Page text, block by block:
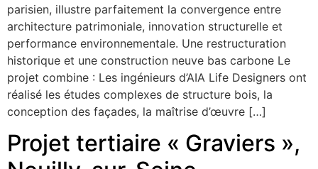
parisien, illustre parfaitement la convergence entre
architecture patrimoniale, innovation structurelle et
performance environnementale. Une restructuration
historique et une construction neuve bas carbone Le
projet combine : Les ingénieurs d’AIA Life Designers ont
réalisé les études complexes de structure bois, la
conception des façades, la maîtrise d’œuvre […]
Projet tertiaire « Graviers »,